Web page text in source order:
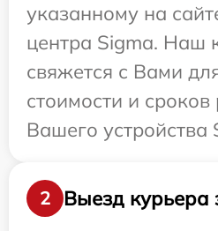
указанному на
центра Sigma. Наш
свяжется с Вами
стоимости и сроков
Вашего устройства
2
Выезд курьера